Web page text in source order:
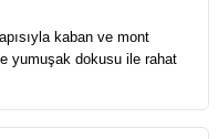
kaban ve mont
yumuşak dokusu ile rahat